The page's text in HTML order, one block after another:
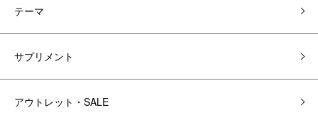
テーマ
サプリメント
アウトレット・SALE